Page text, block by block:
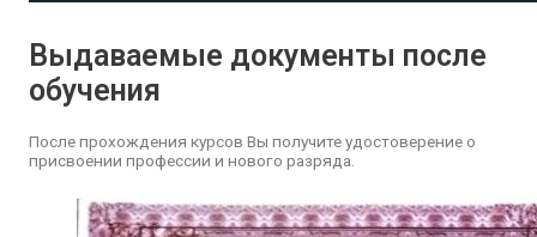
Выдаваемые документы после
обучения
После прохождения курсов Вы получите удостоверение о
присвоении профессии и нового разряда.